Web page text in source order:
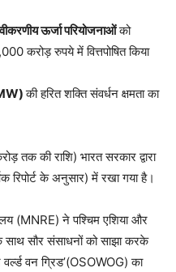
ऊर्जा परियोजनाओंको
करोड़ रुपये में वित्तपोषित किया
की हरित शक्ति संवर्धन क्षमता का
की राशि) भारत सरकार द्वारा
रिपोर्ट के अनुसार) में रखा गया है।
(MNRE) ने पश्चिम एशिया और
साथ सौर संसाधनों को साझा करके
वन ग्रिड’(OSOWOG) का